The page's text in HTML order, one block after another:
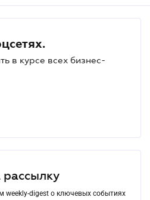
в курсе всех бизнес-
weekly-digest о ключевых событиях